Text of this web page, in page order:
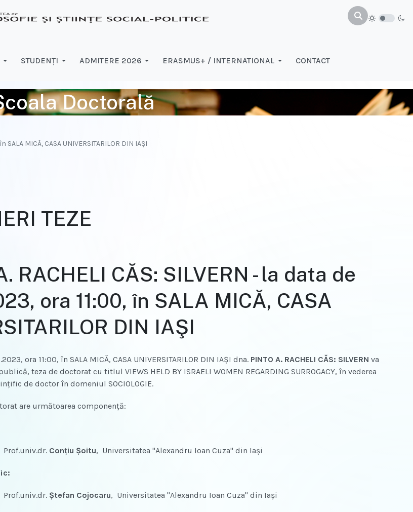
STUDENŢI ADMITERE 2026 ERASMUS+ / INTERNATIONAL CONTACT
Doctorală
SALA MICĂ, CASA UNIVERSITARILOR DIN IAŞI
TEZE
RACHELI CĂS: SILVERN - la data de
ora 11:00, în SALA MICĂ, CASA
DIN IAŞI
ora 11:00, în SALA MICĂ, CASA UNIVERSITARILOR DIN IAŞI dna. PINTO A. RACHELI CĂS: SILVERN va
teza de doctorat cu titlul VIEWS HELD BY ISRAELI WOMEN REGARDING SURROGACY, în vederea
de doctor în domeniul SOCIOLOGIE.
are următoarea componenţă:
Prof.univ.dr. Conţiu Şoitu, Universitatea "Alexandru Ioan Cuza" din Iaşi
Prof.univ.dr. Ştefan Cojocaru, Universitatea "Alexandru Ioan Cuza" din Iaşi